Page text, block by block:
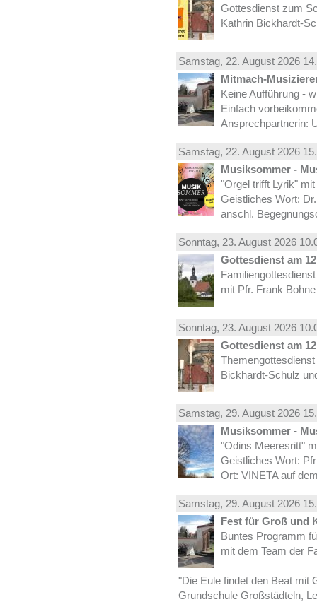
Gottesdienst zum
Kathrin Bickhardt-
Samstag, 22. August 2026
Mitmach-
Keine Aufführung -
Einfach
Ansprechpartnerin:
Samstag, 22. August 2026
Musiksommer -
"Orgel trifft Lyrik"
Geistliches Wort:
anschl.
Sonntag, 23. August 2026
Gottesdienst am
mit Pfr. Frank
Sonntag, 23. August 2026
Gottesdienst am
Bickhardt-Schulz
Samstag, 29. August 2026
Musiksommer -
"Odins Meeresritt"
Geistliches Wort:
Ort: VINETA auf
Samstag, 29. August 2026
Fest für Groß und
Buntes Programm
mit dem Team der
"Die Eule findet den Beat mit
Grundschule Großstädteln,